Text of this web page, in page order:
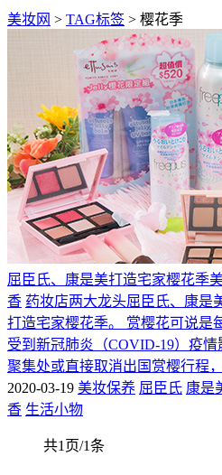
美妆网 > TAG标签 > 樱花季
屈臣氏、康是美打造宅家樱花季
香 药妆店两大龙头屈臣氏、康是
打造宅家樱花季。 赏樱花可说是
受到新冠肺炎（COVID-19）疫
聚集处或直接取消出国赏樱行程
2020-03-19 美妆保养 屈臣氏 康是
香 生活小物
共1页/1条